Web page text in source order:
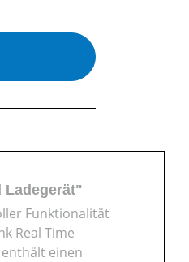
Ladegerät"
Funktionalität
Real Time
enthält einen